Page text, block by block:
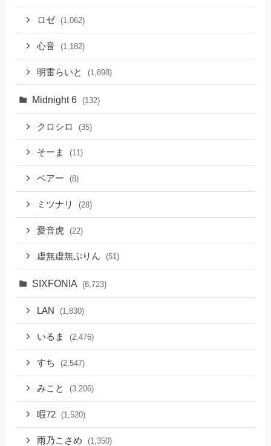
ロゼ (1,062)
心音 (1,182)
明雷らいと (1,898)
Midnight 6 (132)
クロシロ (35)
そーま (11)
ベアー (8)
ミツナリ (28)
愛音虎 (22)
虚無虚無ぷりん (51)
SIXFONIA (8,723)
LAN (1,830)
いるま (2,476)
すち (2,547)
みこと (3,206)
暇72 (1,520)
雨乃こさめ (1,350)